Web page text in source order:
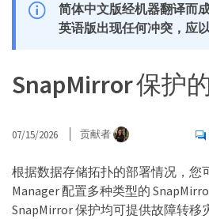
简体中文版经机器翻译而
英语版出现任何冲突，应
SnapMirror 保护
07/15/2026 贡献者
根据数据存储拓扑的部署情况，您
Manager 配置多种类型的
SnapMirror 保护均可提供故障转移